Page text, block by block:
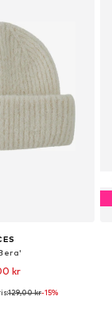
kr
55-60
129,00 kr-15%